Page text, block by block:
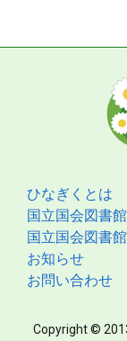
ひなぎくとは
国立国会図書
国立国会図書
お知らせ
お問い合わせ
Copyright ©